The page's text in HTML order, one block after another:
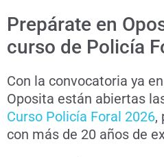
Prepárate en
curso de Policía
Con la convocatoria ya
Oposita están abiertas
Curso Policía Foral 2026,
con más de 20 años de